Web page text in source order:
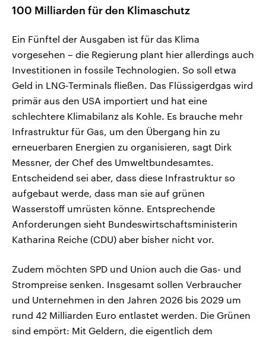
100 Milliarden für den Klimaschutz
Ein Fünftel der Ausgaben ist für das Klima
vorgesehen – die Regierung plant hier allerdings auch
Investitionen in fossile Technologien. So soll etwa
Geld in LNG-Terminals fließen. Das Flüssigerdgas wird
primär aus den USA importiert und hat eine
schlechtere Klimabilanz als Kohle. Es brauche mehr
Infrastruktur für Gas, um den Übergang hin zu
erneuerbaren Energien zu organisieren, sagt Dirk
Messner, der Chef des Umweltbundesamtes.
Entscheidend sei aber, dass diese Infrastruktur so
aufgebaut werde, dass man sie auf grünen
Wasserstoff umrüsten könne. Entsprechende
Anforderungen sieht Bundeswirtschaftsministerin
Katharina Reiche (CDU) aber bisher nicht vor.
Zudem möchten SPD und Union auch die Gas- und
Strompreise senken. Insgesamt sollen Verbraucher
und Unternehmen in den Jahren 2026 bis 2029 um
rund 42 Milliarden Euro entlastet werden. Die Grünen
sind empört: Mit Geldern, die eigentlich dem